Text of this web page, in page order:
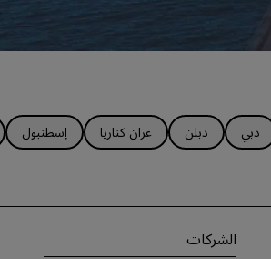
دبي دبلن غران كناريا إسطنبول
الشركات